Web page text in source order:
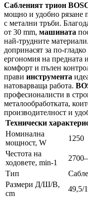
Сабленият трион
мощно и удобно рязане
с метални тръби.
от 30 mm, машината
най-трудните
допринасят за по-
ергономия на предната
комфорт и пълен
прави инструмента
натоварваща работа.
професионалисти в
металообработката,
производителност и
Технически
Номинална
мощност, W
1250
Честота на
ходовете, min-1
Тип
Размери Д/Ш/В,
cm
49,5/